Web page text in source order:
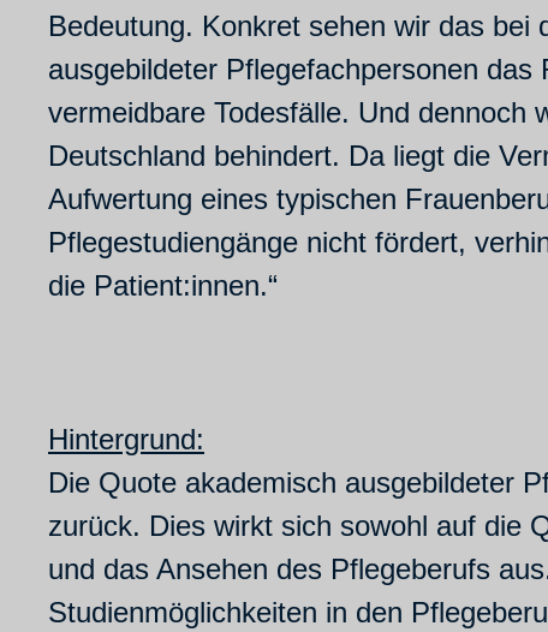
Bedeutung. Konkret sehen wir das bei
ausgebildeter Pflegefachpersonen
vermeidbare Todesfälle. Und dennoch
Deutschland behindert. Da liegt die
Aufwertung eines typischen
Pflegestudiengänge nicht fördert,
die Patient:innen.“
Hintergrund:
Die Quote akademisch ausgebildeter
zurück. Dies wirkt sich sowohl auf die
und das Ansehen des Pflegeberufs
Studienmöglichkeiten in den